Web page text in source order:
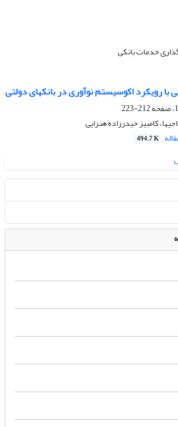
خدمات بانکی
با رویکرد اکوسیستم نوآوری در بانکهای دولتی
212-223
کامبیز حیدرزاده هنزایی
494.7 K